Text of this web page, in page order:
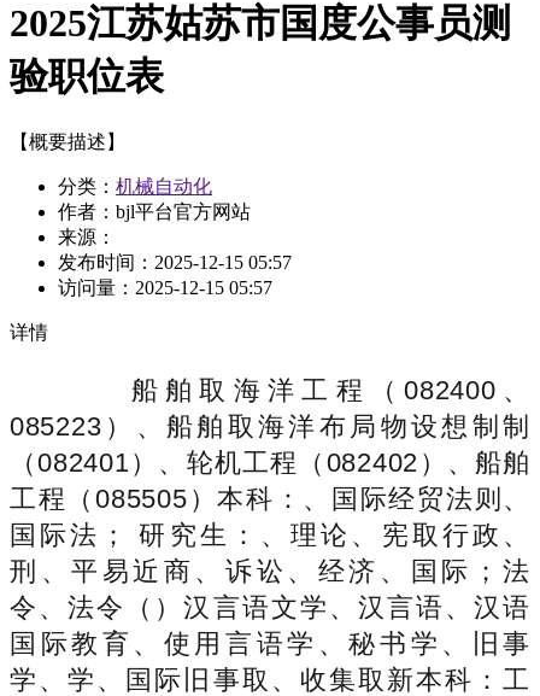
2025江苏姑苏市国度公事员测
验职位表
【概要描述】
分类： 机械自动化
作者：bjl平台官方网站
来源：
发布时间： 2025-12-15 05:57
访问量： 2025-12-15 05:57
详情
船舶取海洋工程（082400、
085223）、船舶取海洋布局物设想制制
（082401）、轮机工程（082402）、船舶
工程（085505）本科：、国际经贸法则、
国际法； 研究生：、理论、宪取行政、
刑、平易近商、诉讼、经济、国际；法
令、法令（）汉言语文学、汉言语、汉语
国际教育、使用言语学、秘书学、旧事
学、学、国际旧事取、收集取新本科：工